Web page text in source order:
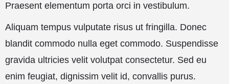
Praesent elementum porta orci in vestibulum.
Aliquam tempus vulputate risus ut fringilla. Donec
blandit commodo nulla eget commodo. Suspendisse
gravida ultricies velit volutpat consectetur. Sed eu
enim feugiat, dignissim velit id, convallis purus.